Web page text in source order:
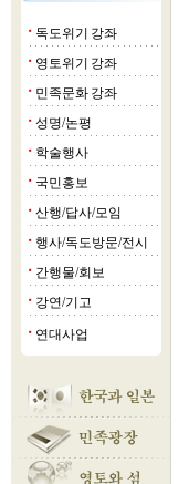
■ 독도위기 강좌
■ 영토위기 강좌
■ 민족문화 강좌
■ 성명/논평
■ 학술행사
■ 국민홍보
■ 산행/답사/모임
■ 행사/독도방문/전시
■ 간행물/회보
■ 강연/기고
■ 연대사업